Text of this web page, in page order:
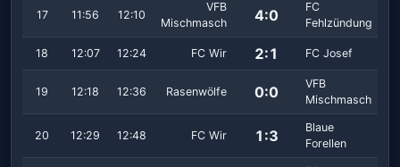
17 11:56 12:10
VFB
Mischmasch
4:0
FC
Fehlzündung
18 12:07 12:24 FC Wir 2:1 FC Josef
19 12:18 12:36 Rasenwölfe 0:0
VFB
Mischmasch
20 12:29 12:48 FC Wir 1:3
Blaue
Forellen